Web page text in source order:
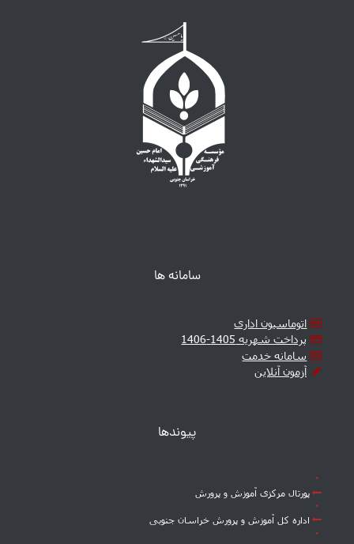
سامانه ها
اتوماسیون اداری
پرداخت شهریه 1405-1406
سامانه خدمت
آزمون آنلاین
پیوندها
پورتال مرکزی آموزش و پرورش
اداره کل آموزش و پرورش خراسان جنوبی